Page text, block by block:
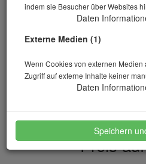
Normgefäß 20 Liter nach
Artikelnr.: 20-00481
Preis
indem sie Besucher über Websites
Daten
Externe Medien (1)
Wenn Cookies von externen
Zugriff auf externe Inhalte keiner
Daten
Speichern